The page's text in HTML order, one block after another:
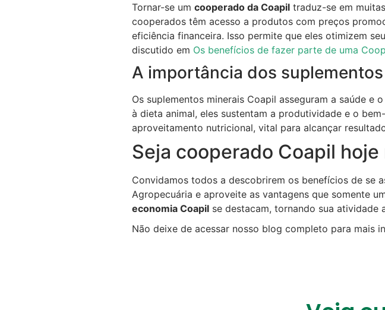
Tornar-se um cooperado da Coapil traduz-se em
cooperados têm acesso a produtos com preços
eficiência financeira. Isso permite que eles otimizem
discutido em Os benefícios de fazer parte de uma
A importância dos
Os suplementos minerais Coapil asseguram a saúde e
à dieta animal, eles sustentam a produtividade e o
aproveitamento nutricional, vital para alcançar
Seja cooperado Coapil hoje
Convidamos todos a descobrirem os benefícios de se
Agropecuária e aproveite as vantagens que somente
economia Coapil se destacam, tornando sua atividade
Não deixe de acessar nosso blog completo para mais